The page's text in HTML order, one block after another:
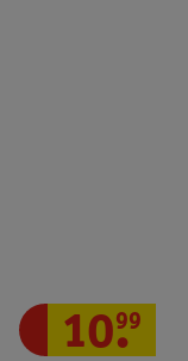
10.
99